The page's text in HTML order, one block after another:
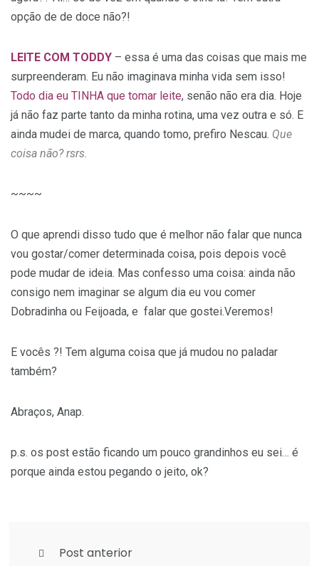
opção de de doce não?!
LEITE COM TODDY – essa é uma das coisas que mais me
surpreenderam. Eu não imaginava minha vida sem isso!
Todo dia eu TINHA que tomar leite, senão não era dia. Hoje
já não faz parte tanto da minha rotina, uma vez outra e só. E
ainda mudei de marca, quando tomo, prefiro Nescau. Que
coisa não? rsrs.
~~~~
O que aprendi disso tudo que é melhor não falar que nunca
vou gostar/comer determinada coisa, pois depois você
pode mudar de ideia. Mas confesso uma coisa: ainda não
consigo nem imaginar se algum dia eu vou comer
Dobradinha ou Feijoada, e falar que gostei.Veremos!
E vocês ?! Tem alguma coisa que já mudou no paladar
também?
Abraços, Anap.
p.s. os post estão ficando um pouco grandinhos eu sei… é
porque ainda estou pegando o jeito, ok?
Post anterior